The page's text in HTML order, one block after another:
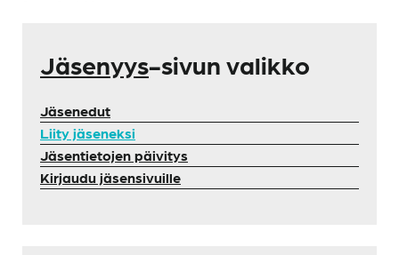
Jäsenyys-sivun valikko
Jäsenedut
Liity jäseneksi
Jäsentietojen päivitys
Kirjaudu jäsensivuille